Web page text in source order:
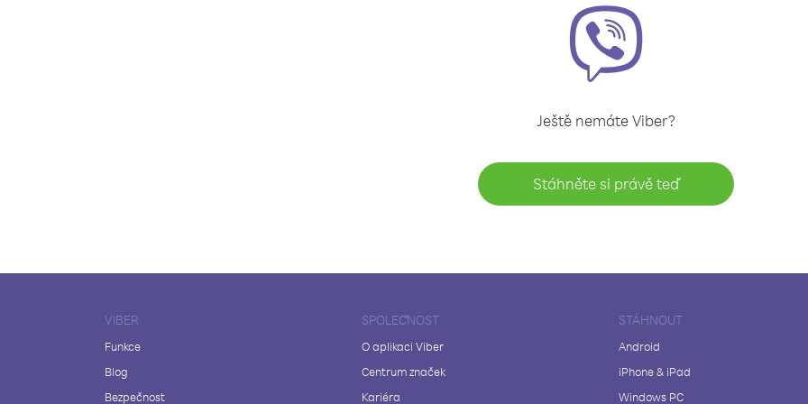
Ještě nemáte Viber?
Stáhněte si právě teď
VIBER
Funkce
Blog
Bezpečnost
SPOLEČNOST
O aplikaci Viber
Centrum značek
Kariéra
STÁHNOUT
Android
iPhone & iPad
Windows PC